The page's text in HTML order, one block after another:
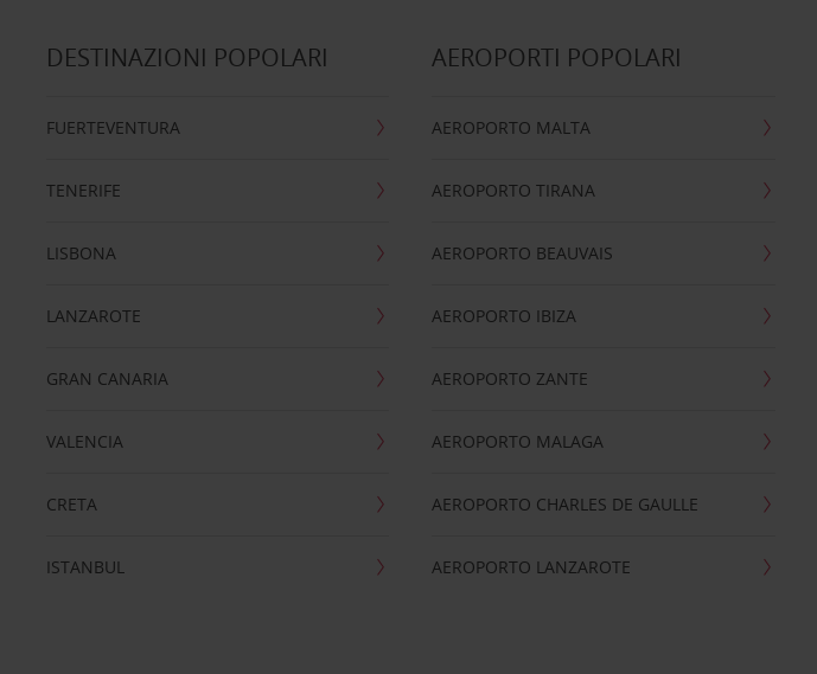
DESTINAZIONI POPOLARI
FUERTEVENTURA
TENERIFE
LISBONA
LANZAROTE
GRAN CANARIA
VALENCIA
CRETA
ISTANBUL
AEROPORTI POPOLARI
AEROPORTO MALTA
AEROPORTO TIRANA
AEROPORTO BEAUVAIS
AEROPORTO IBIZA
AEROPORTO ZANTE
AEROPORTO MALAGA
AEROPORTO CHARLES DE GAULLE
AEROPORTO LANZAROTE